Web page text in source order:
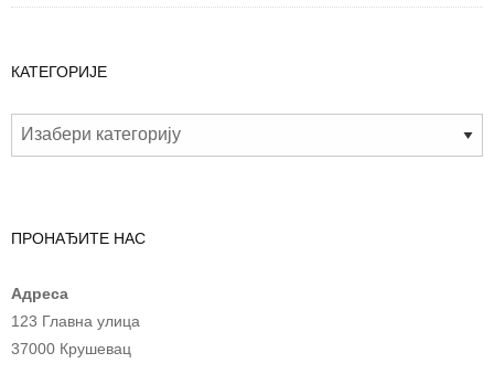
КАТЕГОРИЈЕ
ПРОНАЂИТЕ НАС
Адреса
123 Главна улица
37000 Крушевац